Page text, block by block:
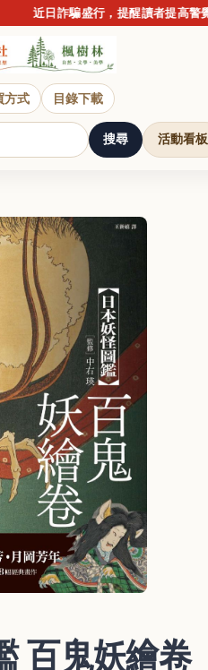
近日詐騙盛行，提醒讀者提高警覺
方式 目錄下載
搜尋 活動看板
百鬼妖繪卷